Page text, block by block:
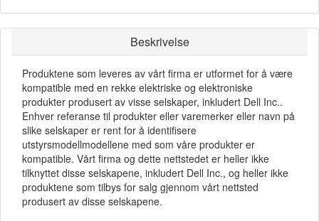
Beskrivelse
Produktene som leveres av vårt firma er utformet for å være
kompatible med en rekke elektriske og elektroniske
produkter produsert av visse selskaper, inkludert Dell Inc..
Enhver referanse til produkter eller varemerker eller navn på
slike selskaper er rent for å identifisere
utstyrsmodellmodellene med som våre produkter er
kompatible. Vårt firma og dette nettstedet er heller ikke
tilknyttet disse selskapene, inkludert Dell Inc., og heller ikke
produktene som tilbys for salg gjennom vårt nettsted
produsert av disse selskapene.